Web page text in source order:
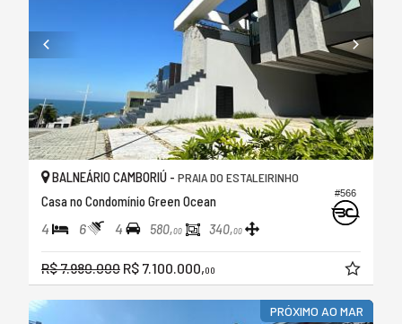
#566
BALNEÁRIO CAMBORIÚ - PRAIA DO ESTALEIRINHO
Casa no Condomínio Green Ocean
4 6 4 580,00 340,00
R$ 7.980.000 R$ 7.100.000,00
PRÓXIMO AO MAR